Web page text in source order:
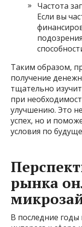
Частота
Если вы
Таким образом,
получение
тщательно
при
улучшению. Это
успех, но и
условия по
рынка
В последние годы